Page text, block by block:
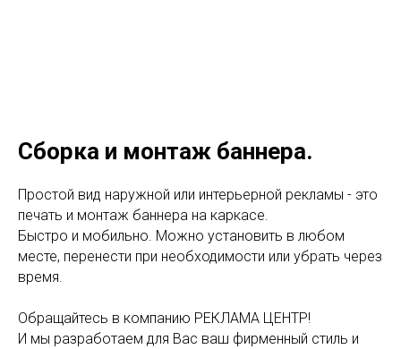
Сборка и монтаж баннера.
Простой вид наружной или интерьерной рекламы - это
печать и монтаж баннера на каркасе.
Быстро и мобильно. Можно установить в любом
месте, перенести при необходимости или убрать через
время.
Обращайтесь в компанию РЕКЛАМА ЦЕНТР!
И мы разработаем для Вас ваш фирменный стиль и